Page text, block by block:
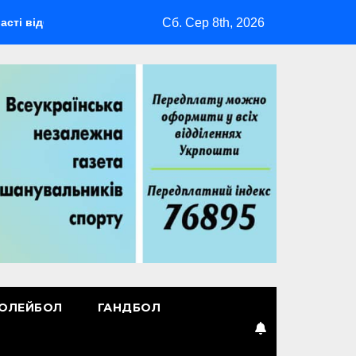
мультиспортивний табір ГАРТ 2026 – як долучитися
Сб. Сер 8th, 2026
ГАНДБОЛ